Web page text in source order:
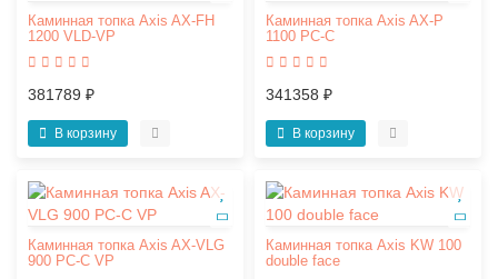
Каминная топка Axis AX-FH
1200 VLD-VP
381789 ₽
В корзину
Каминная топка Axis AX-P
1100 PC-C
341358 ₽
В корзину
Каминная топка Axis AX-VLG
900 PC-C VP
Каминная топка Axis KW 100
double face